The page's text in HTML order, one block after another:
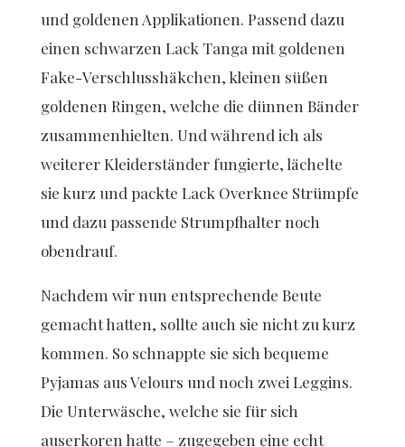
und goldenen Applikationen. Passend dazu
einen schwarzen Lack Tanga mit goldenen
Fake-Verschlusshäkchen, kleinen süßen
goldenen Ringen, welche die dünnen Bänder
zusammenhielten. Und während ich als
weiterer Kleiderständer fungierte, lächelte
sie kurz und packte Lack Overknee Strümpfe
und dazu passende Strumpfhalter noch
obendrauf.
Nachdem wir nun entsprechende Beute
gemacht hatten, sollte auch sie nicht zu kurz
kommen. So schnappte sie sich bequeme
Pyjamas aus Velours und noch zwei Leggins.
Die Unterwäsche, welche sie für sich
auserkoren hatte – zugegeben eine echt